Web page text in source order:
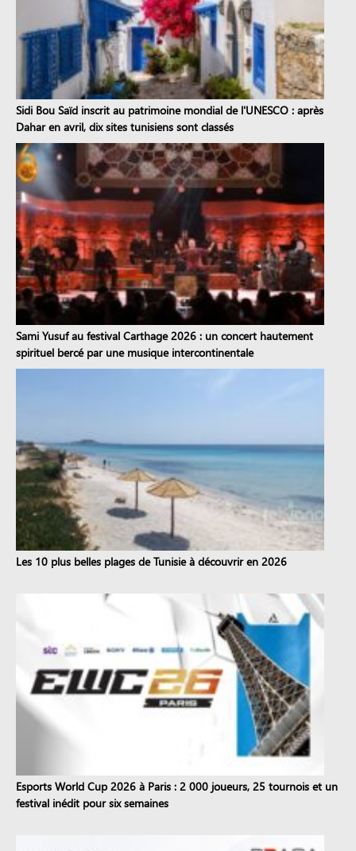
Sidi Bou Saïd inscrit au patrimoine mondial de l'UNESCO : après
Dahar en avril, dix sites tunisiens sont classés
Sami Yusuf au festival Carthage 2026 : un concert hautement
spirituel bercé par une musique intercontinentale
Les 10 plus belles plages de Tunisie à découvrir en 2026
Esports World Cup 2026 à Paris : 2 000 joueurs, 25 tournois et un
festival inédit pour six semaines